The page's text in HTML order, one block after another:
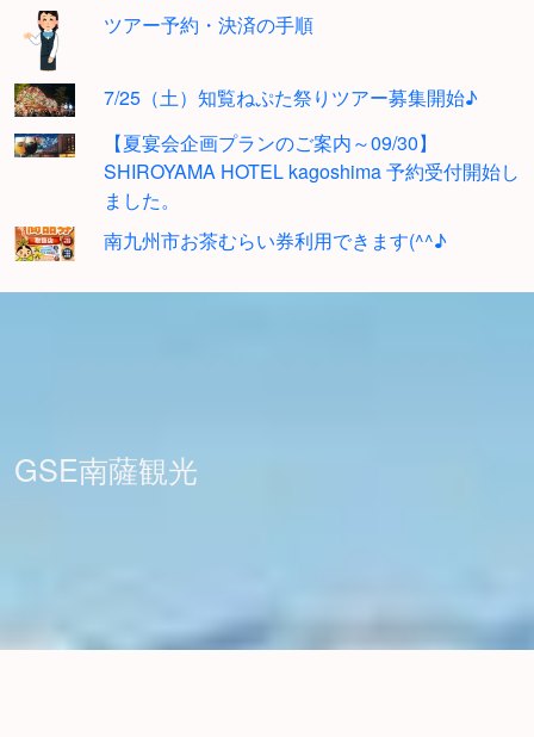
ツアー予約・決済の手順
7/25（土）知覧ねぷた祭りツアー募集開始♪
【夏宴会企画プランのご案内～09/30】
SHIROYAMA HOTEL kagoshima 予約受付開始し
ました。
南九州市お茶むらい券利用できます(^^♪
GSE南薩観光